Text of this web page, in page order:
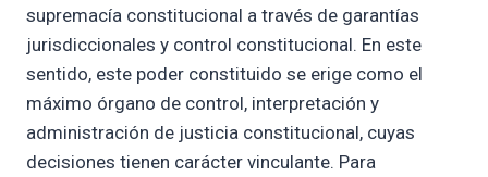
supremacía constitucional a través de garantías
jurisdiccionales y control constitucional. En este
sentido, este poder constituido se erige como el
máximo órgano de control, interpretación y
administración de justicia constitucional, cuyas
decisiones tienen carácter vinculante. Para